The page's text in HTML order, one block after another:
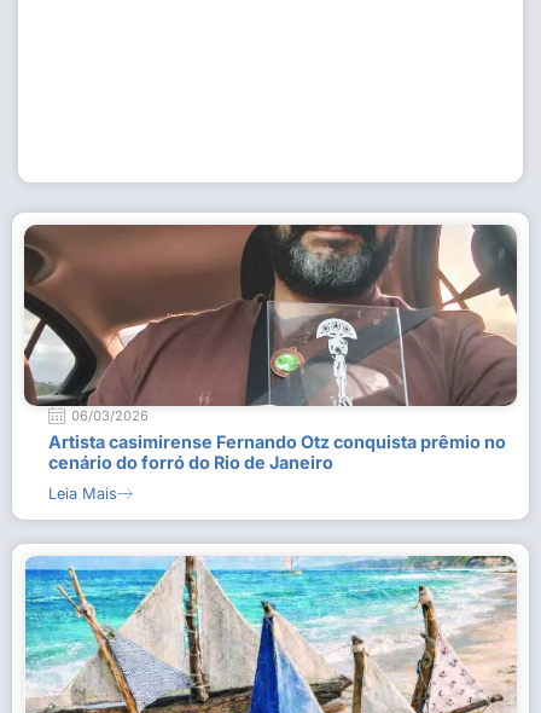
06/03/2026
Artista casimirense Fernando Otz conquista prêmio no
cenário do forró do Rio de Janeiro
Leia Mais